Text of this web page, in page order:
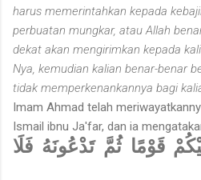
harus memerintahkan kepada
perbuatan mungkar, atau Allah
dekat akan mengirimkan kepada
Nya, kemudian kalian benar-benar
tidak memperkenankannya bagi
Imam Ahmad telah
Ismail ibnu Ja'far, dan ia
قَوْمًا ثُمَّ تَدْعُونَهُ فَلَا